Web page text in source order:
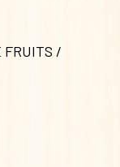
FRUITS /